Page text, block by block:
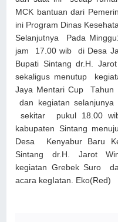
MCK bantuan dari
ini Program Dinas
Selanjutnya Pada
jam 17.00 wib di Desa
Bupati Sintang dr.H.
sekaligus menutup
Jaya Mentari Cup
dan kegiatan
sekitar pukul 18.00
kabupaten Sintang
Desa Kenyabur Baru
Sintang dr.H. Jarot
kegiatan Grebek Suro
acara kegIatan. Eko(Red)